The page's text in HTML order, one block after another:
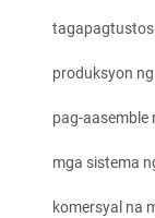
produksyon
pag-aasemble
mga sistema
komersyal na